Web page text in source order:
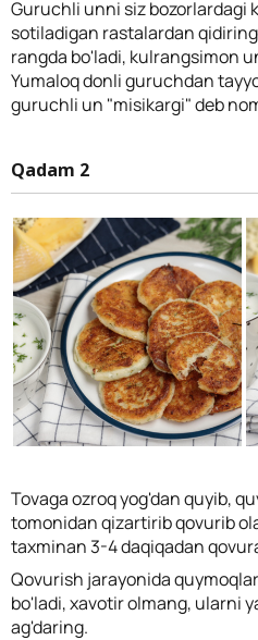
Guruchli unni siz bozorlardagi
sotiladigan rastalardan
rangda bo'ladi, kulrangsimon
Yumaloq donli guruchdan
guruchli un "misikargi" deb
Qadam 2
Tovaga ozroq yog'dan quyib,
tomonidan qizartirib qovurib
taxminan 3-4 daqiqadan
Qovurish jarayonida
bo'ladi, xavotir olmang, ularni
ag'daring.